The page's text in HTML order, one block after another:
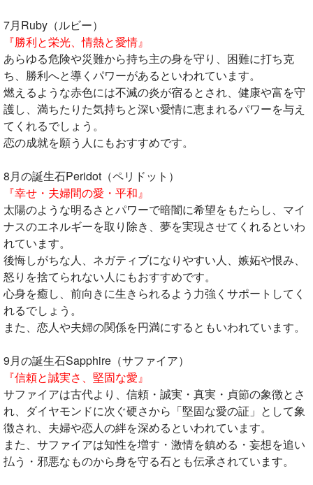
7月Ruby（ルビー）
『勝利と栄光、情熱と愛情』
あらゆる危険や災難から持ち主の身を守り、困難に打ち克
ち、勝利へと導くパワーがあるといわれています。
燃えるような赤色には不滅の炎が宿るとされ、健康や富を守
護し、満ちたりた気持ちと深い愛情に恵まれるパワーを与え
てくれるでしょう。
恋の成就を願う人にもおすすめです。
8月の誕生石Peridot（ペリドット）
『幸せ・夫婦間の愛・平和』
太陽のような明るさとパワーで暗闇に希望をもたらし、マイ
ナスのエネルギーを取り除き、夢を実現させてくれるといわ
れています。
後悔しがちな人、ネガティブになりやすい人、嫉妬や恨み、
怒りを捨てられない人にもおすすめです。
心身を癒し、前向きに生きられるよう力強くサポートしてく
れるでしょう。
また、恋人や夫婦の関係を円満にするともいわれています。
9月の誕生石Sapphire（サファイア）
『信頼と誠実さ、堅固な愛』
サファイアは古代より、信頼・誠実・真実・貞節の象徴とさ
れ、ダイヤモンドに次ぐ硬さから「堅固な愛の証」として象
徴され、夫婦や恋人の絆を深めるといわれています。
また、サファイアは知性を増す・激情を鎮める・妄想を追い
払う・邪悪なものから身を守る石とも伝承されています。